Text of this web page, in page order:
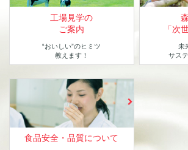
工場見学の
ご案内
“おいしい”のヒミツ
教えます！
「次
未
サス
食品安全・品質について